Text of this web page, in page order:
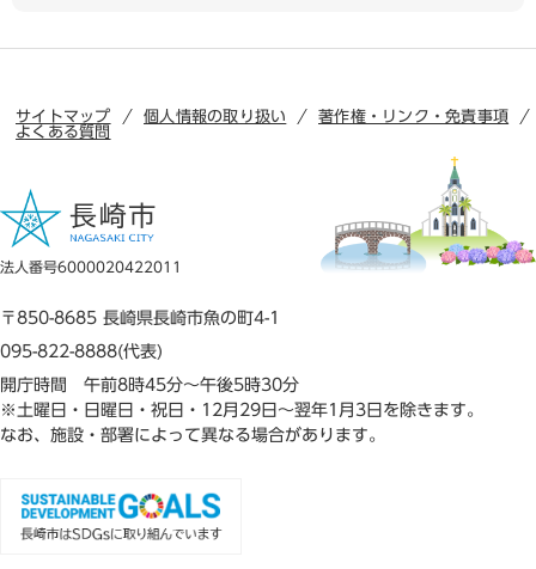
サイトマップ 個人情報の取り扱い
著作権・リンク・免責事項
よくある質問
法人番号6000020422011
〒850-8685 長崎県長崎市魚の町4-1
095-822-8888(代表)
開庁時間 午前8時45分～午後5時30分
※土曜日・日曜日・祝日・12月29日～翌年1月3日を除きます。
なお、施設・部署によって異なる場合があります。